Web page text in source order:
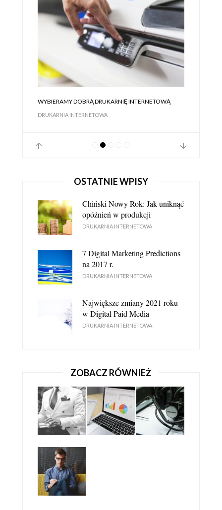
WYBIERAMY DOBRĄ DRUKARNIĘ INTERNETOWĄ
DRUKARNIA INTERNETOWA
DRUKARNIA INTERNETOWA JEST LEPSZA OD
STACJONARNEJ - DLACZEGO?
DRUKARNIA INTERNETOWA
NA CO ZWRACAĆ UWAGĘ PROJEKTUJĄC
FOTOKSIĄZKĘ?
PORADNIK
OSTATNIE WPISY
Chiński Nowy Rok: Jak uniknąć
opóźnień w produkcji
DRUKARNIA INTERNETOWA
7 Digital Marketing Predictions
na 2017 r.
DRUKARNIA INTERNETOWA
Największe zmiany 2021 roku
w Digital Paid Media
DRUKARNIA INTERNETOWA
ZOBACZ RÓWNIEŻ